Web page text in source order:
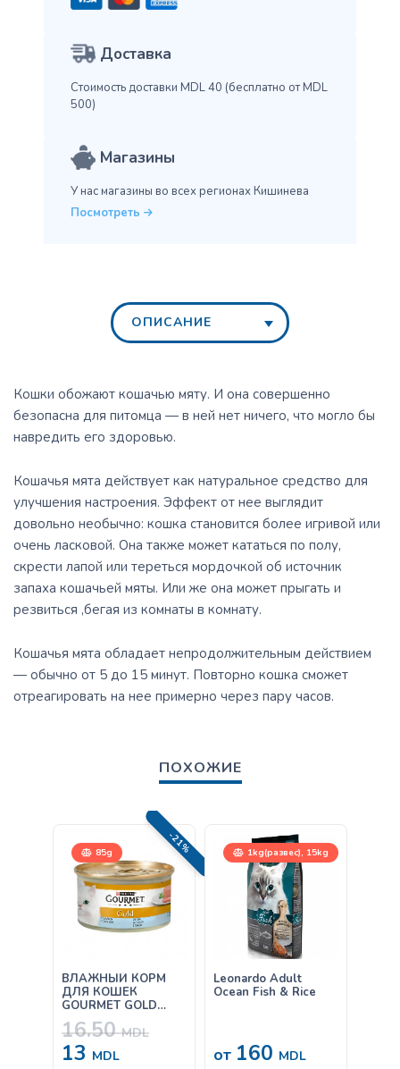
Доставка
Стоимость доставки MDL 40 (бесплатно от MDL
500)
Магазины
У нас магазины во всех регионах Кишинева
Посмотреть
ОПИСАНИЕ
Кошки обожают кошачью мяту. И она совершенно
безопасна для питомца — в ней нет ничего, что могло бы
навредить его здоровью.
Кошачья мята действует как натуральное средство для
улучшения настроения. Эффект от нее выглядит
довольно необычно: кошка становится более игривой или
очень ласковой. Она также может кататься по полу,
скрести лапой или тереться мордочкой об источник
запаха кошачьей мяты. Или же она может прыгать и
резвиться ,бегая из комнаты в комнату.
Кошачья мята обладает непродолжительным действием
— обычно от 5 до 15 минут. Повторно кошка сможет
отреагировать на нее примерно через пару часов.
ПОХОЖИЕ
85g -21%
ВЛАЖНЫЙ КОРМ
ДЛЯ КОШЕК
GOURMET GOLD
ПАШТЕТ С ТУНЦОМ
85Г
16.50MDL
13 MDL
1kg(развес), 15kg
Leonardo Adult
Ocean Fish & Rice
от 160 MDL